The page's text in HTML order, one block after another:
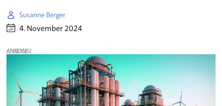
Susanne Berger
4. November 2024
ANZEIGE